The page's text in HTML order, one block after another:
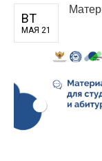
ВТ
МАЯ 21